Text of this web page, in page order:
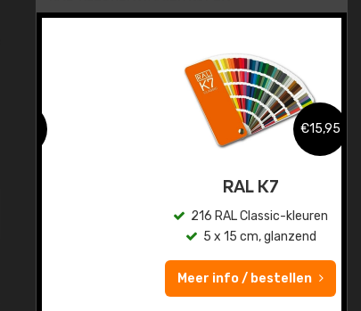
€15,95
216 RAL Classic-kleuren
5 x 15 cm, glanzend
Meer info / bestellen